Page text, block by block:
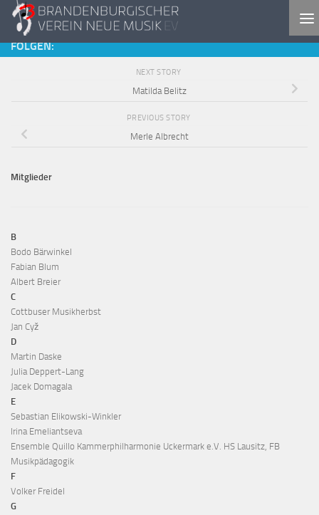
Skip to content
FOLGEN:
NEXT STORY
Matilda Belitz
PREVIOUS STORY
Merle Albrecht
Mitglieder
B
Bodo Bärwinkel
Fabian Blum
Albert Breier
C
Cottbuser Musikherbst
Jan Cyž
D
Martin Daske
Julia Deppert-Lang
Jacek Domagala
E
Sebastian Elikowski-Winkler
Irina Emeliantseva
Ensemble Quillo Kammerphilharmonie Uckermark e.V. HS Lausitz, FB
Musikpädagogik
F
Volker Freidel
G